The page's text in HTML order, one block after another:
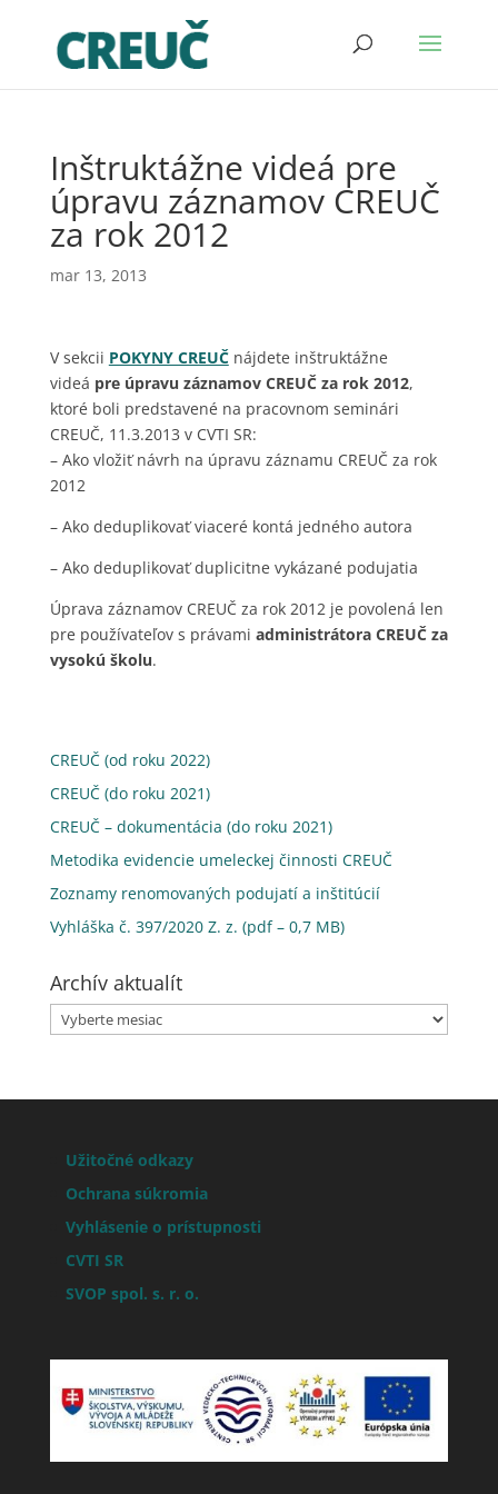
Inštruktážne videá pre
úpravu záznamov CREUČ
za rok 2012
mar 13, 2013
V sekcii POKYNY CREUČnájdete inštruktážne
videá pre úpravu záznamov CREUČ za rok 2012,
ktoré boli predstavené na pracovnom seminári
CREUČ, 11.3.2013 v CVTI SR:
– Ako vložiť návrh na úpravu záznamu CREUČ za rok
2012
– Ako deduplikovať viaceré kontá jedného autora
– Ako deduplikovať duplicitne vykázané podujatia
Úprava záznamov CREUČ za rok 2012 je povolená len
pre používateľov s právami administrátora CREUČ za
vysokú školu.
CREUČ (od roku 2022)
CREUČ (do roku 2021)
CREUČ – dokumentácia (do roku 2021)
Metodika evidencie umeleckej činnosti CREUČ
Zoznamy renomovaných podujatí a inštitúcií
Vyhláška č. 397/2020 Z. z. (pdf – 0,7 MB)
Archív aktualít
Archív
aktualít
Užitočné odkazy
Ochrana súkromia
Vyhlásenie o prístupnosti
CVTI SR
SVOP spol. s. r. o.